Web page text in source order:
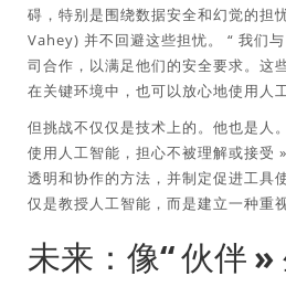
碍，特别是围绕数据安全和幻觉的担
Vahey) 并不回避这些担忧。 “ 我们
司合作，以满足他们的安全要求。这
在关键环境中，也可以放心地使用人
但挑战不仅仅是技术上的。他也是人
使用人工智能，担心不被理解或接受
透明和协作的方法，并制定促进工具
仅是教授人工智能，而是建立一种重
未来：像“伙伴»